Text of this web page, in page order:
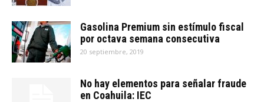
Gasolina Premium sin estímulo fiscal
por octava semana consecutiva
20 septiembre, 2019
No hay elementos para señalar fraude
en Coahuila: IEC